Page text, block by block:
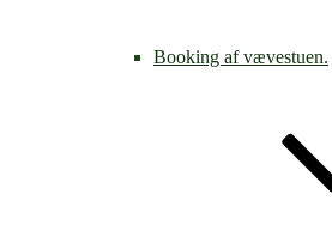
Booking af vævestuen.